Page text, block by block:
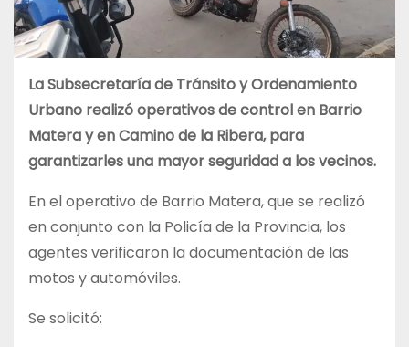
La Subsecretaría de Tránsito y Ordenamiento
Urbano realizó operativos de control en Barrio
Matera y en Camino de la Ribera, para
garantizarles una mayor seguridad a los vecinos.
En el operativo de Barrio Matera, que se realizó
en conjunto con la Policía de la Provincia, los
agentes verificaron la documentación de las
motos y automóviles.
Se solicitó: